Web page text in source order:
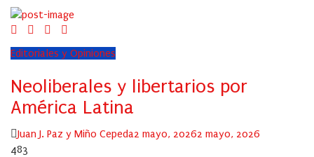
Editoriales y Opiniones
Neoliberales y libertarios por
América Latina
Author
Juan J. Paz y Miño CepedaPosted
2 mayo, 20262 mayo, 2026
483